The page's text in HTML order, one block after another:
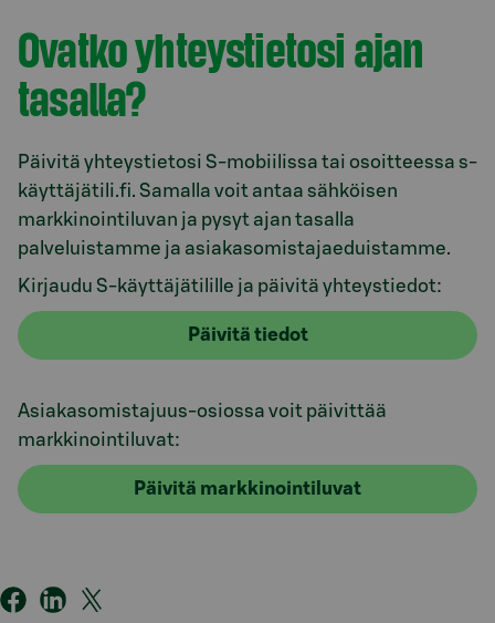
Ovatko yhteystietosi ajan
tasalla?
Päivitä yhteystietosi S-mobiilissa tai osoitteessa s-
käyttäjätili.fi. Samalla voit antaa sähköisen
markkinointiluvan ja pysyt ajan tasalla
palveluistamme ja asiakasomistajaeduistamme.
Kirjaudu S-käyttäjätilille ja päivitä yhteystiedot:
Päivitä tiedot
Asiakasomistajuus-osiossa voit päivittää
markkinointiluvat:
Päivitä markkinointiluvat